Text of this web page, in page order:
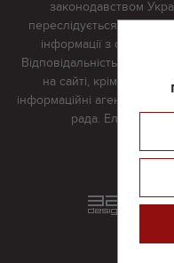
законодавством
переслідується в
інформації з сайту
Відповідальність за
на сайті, крім
інформаційні агентства
рада. Електронна